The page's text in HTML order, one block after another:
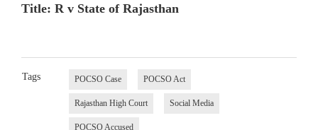
Title: R v State of Rajasthan
Tags POCSO Case POCSO Act
Rajasthan High Court Social Media
POCSO Accused